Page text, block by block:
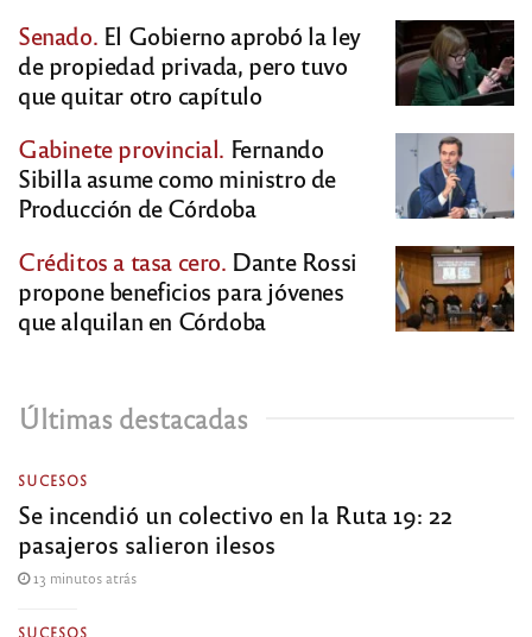
Senado. El Gobierno aprobó la ley
de propiedad privada, pero tuvo
que quitar otro capítulo
Gabinete provincial. Fernando
Sibilla asume como ministro de
Producción de Córdoba
Créditos a tasa cero. Dante Rossi
propone beneficios para jóvenes
que alquilan en Córdoba
Últimas destacadas
SUCESOS
Se incendió un colectivo en la Ruta 19: 22
pasajeros salieron ilesos
13 minutos atrás
SUCESOS